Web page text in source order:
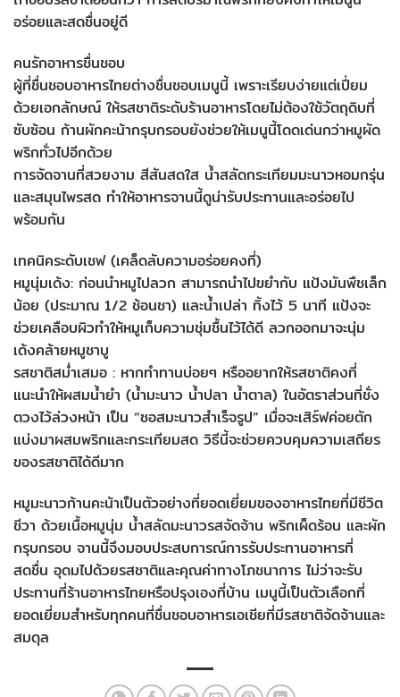
อร่อยและสดชื่นอยู่ดี
คนรักอาหารชื่นชอบ
ผู้ที่ชื่นชอบอาหารไทยต่างชื่นชอบเมนูนี้ เพราะเรียบง่ายแต่เปี่ยม
ด้วยเอกลักษณ์ ให้รสชาติระดับร้านอาหารโดยไม่ต้องใช้วัตถุดิบที่
ซับซ้อน ก้านผักคะน้ากรุบกรอบยังช่วยให้เมนูนี้โดดเด่นกว่าหมูผัด
พริกทั่วไปอีกด้วย
การจัดจานที่สวยงาม สีสันสดใส น้ำสลัดกระเทียมมะนาวหอมกรุ่น
และสมุนไพรสด ทำให้อาหารจานนี้ดูน่ารับประทานและอร่อยไป
พร้อมกัน
เทคนิคระดับเชฟ (เคล็ดลับความอร่อยคงที่)
หมูนุ่มเด้ง: ก่อนนำหมูไปลวก สามารถนำไปขยำกับ แป้งมันพืชเล็ก
น้อย (ประมาณ 1/2 ช้อนชา) และน้ำเปล่า ทิ้งไว้ 5 นาที แป้งจะ
ช่วยเคลือบผิวทำให้หมูเก็บความชุ่มชื้นไว้ได้ดี ลวกออกมาจะนุ่ม
เด้งคล้ายหมูชาบู
รสชาติสม่ำเสมอ : หากทำทานบ่อยๆ หรืออยากให้รสชาติคงที่
แนะนำให้ผสมน้ำยำ (น้ำมะนาว น้ำปลา น้ำตาล) ในอัตราส่วนที่ชั่ง
ตวงไว้ล่วงหน้า เป็น “ซอสมะนาวสำเร็จรูป” เมื่อจะเสิร์ฟค่อยตัก
แบ่งมาผสมพริกและกระเทียมสด วิธีนี้จะช่วยควบคุมความเสถียร
ของรสชาติได้ดีมาก
หมูมะนาวก้านคะน้าเป็นตัวอย่างที่ยอดเยี่ยมของอาหารไทยที่มีชีวิต
ชีวา ด้วยเนื้อหมูนุ่ม น้ำสลัดมะนาวรสจัดจ้าน พริกเผ็ดร้อน และผัก
กรุบกรอบ จานนี้จึงมอบประสบการณ์การรับประทานอาหารที่
สดชื่น อุดมไปด้วยรสชาติและคุณค่าทางโภชนาการ ไม่ว่าจะรับ
ประทานที่ร้านอาหารไทยหรือปรุงเองที่บ้าน เมนูนี้เป็นตัวเลือกที่
ยอดเยี่ยมสำหรับทุกคนที่ชื่นชอบอาหารเอเชียที่มีรสชาติจัดจ้านและ
สมดุล